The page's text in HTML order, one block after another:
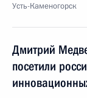
Усть-Каменогорск
Дмитрий
посетили